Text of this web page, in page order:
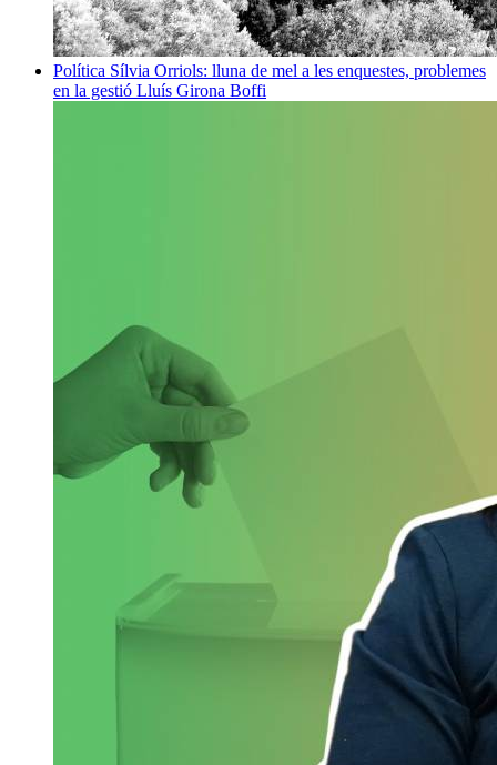
Política Sílvia Orriols: lluna de mel a les enquestes, problemes
en la gestió Lluís Girona Boffi